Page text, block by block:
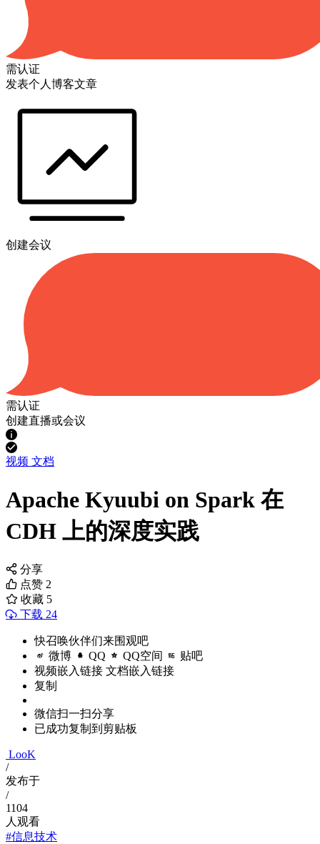
需认证
发表个人博客文章
创建会议
需认证
创建直播或会议
视频 文档
Apache Kyuubi on Spark 在
CDH 上的深度实践
分享
点赞 2
收藏 5
下载 24
快召唤伙伴们来围观吧
微博 QQ QQ空间 贴吧
视频嵌入链接 文档嵌入链接
复制
微信扫一扫分享
已成功复制到剪贴板
LooK
/
发布于
/
1104
人观看
#信息技术